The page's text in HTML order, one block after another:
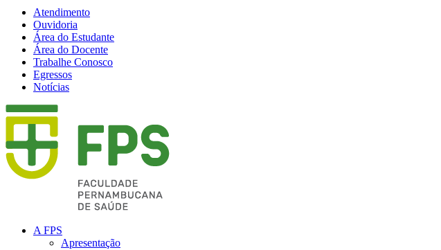
Atendimento
Ouvidoria
Área do Estudante
Área do Docente
Trabalhe Conosco
Egressos
Notícias
A FPS
Apresentação